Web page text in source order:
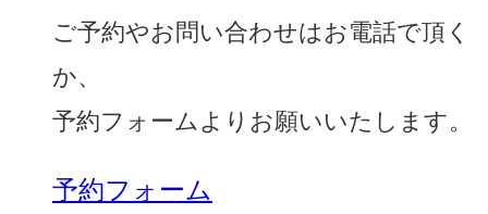
ご予約やお問い合わせはお電話で頂く
か、
予約フォームよりお願いいたします。
予約フォーム